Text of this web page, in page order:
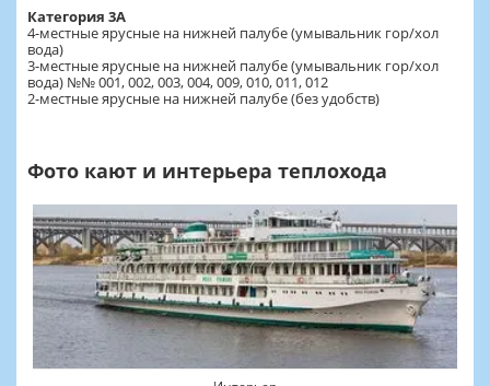
Категория 3А
4-местные ярусные на нижней палубе (умывальник гор/хол
вода)
3-местные ярусные на нижней палубе (умывальник гор/хол
вода) №№ 001, 002, 003, 004, 009, 010, 011, 012
2-местные ярусные на нижней палубе (без удобств)
Фото кают и интерьера теплохода